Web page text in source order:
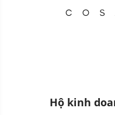
Hộ kinh